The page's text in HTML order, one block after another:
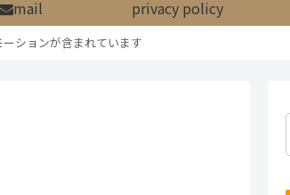
mail privacy policy
ションが含まれています